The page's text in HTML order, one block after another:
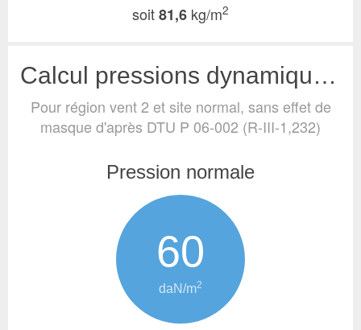
soit81,6 kg/m2
Calcul pressions dynamiques de base (vent)
Pour région vent 2 et site normal, sans effet de
masque d'après DTU P 06-002 (R-III-1,232)
Pression normale
60
daN/m2